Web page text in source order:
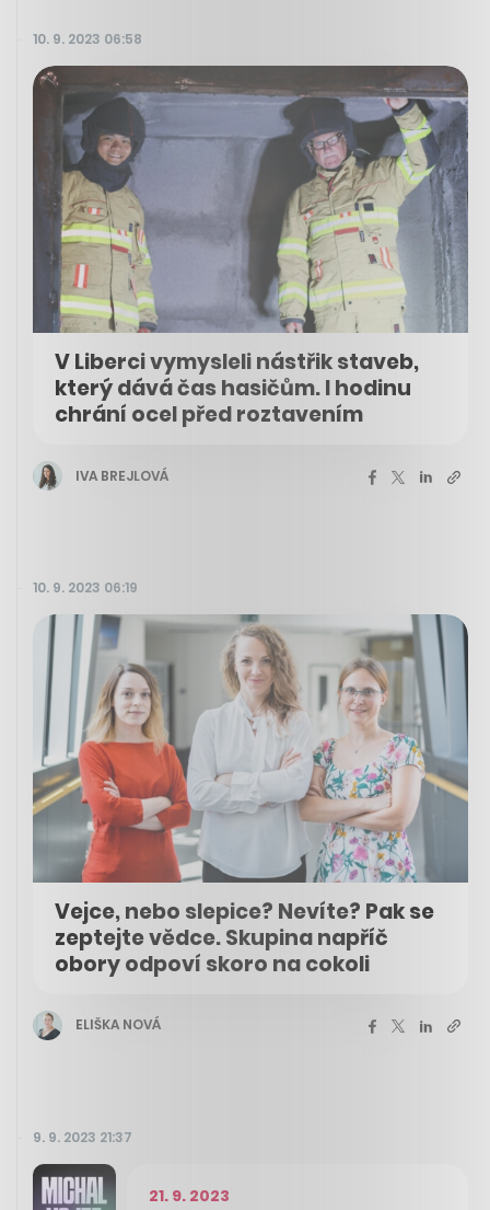
10. 9. 2023 06:58
V Liberci vymysleli nástřik staveb,
který dává čas hasičům. I hodinu
chrání ocel před roztavením
IVA BREJLOVÁ
10. 9. 2023 06:19
Vejce, nebo slepice? Nevíte? Pak se
zeptejte vědce. Skupina napříč
obory odpoví skoro na cokoli
ELIŠKA NOVÁ
9. 9. 2023 21:37
21. 9. 2023